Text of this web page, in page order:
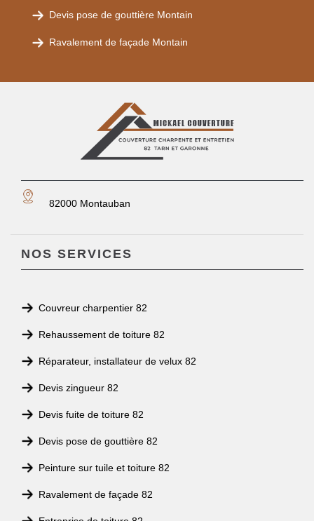
Devis pose de gouttière Montain
Ravalement de façade Montain
82000 Montauban
NOS SERVICES
Couvreur charpentier 82
Rehaussement de toiture 82
Réparateur, installateur de velux 82
Devis zingueur 82
Devis fuite de toiture 82
Devis pose de gouttière 82
Peinture sur tuile et toiture 82
Ravalement de façade 82